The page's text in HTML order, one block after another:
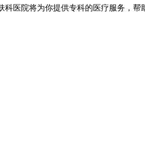
医院将为你提供专科的医疗服务，帮